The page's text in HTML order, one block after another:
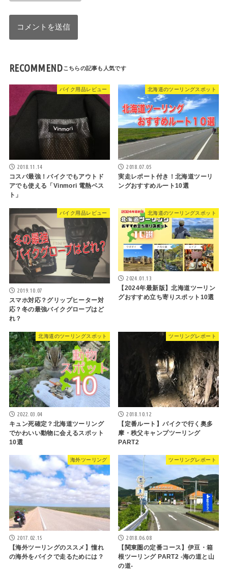
RECOMMEND
バイク用品レビュー
2018.11.14
コスパ最強！バイクでもアウトド
アでも使える「Vinmori 電熱ベス
ト」
北海道のツーリングスポット
2018.07.05
実走レポート付き！北海道ツーリ
ングおすすめルート10選
バイク用品レビュー
2019.10.07
スマホ対応？グリップヒーター対
応？冬の最強バイクグローブはど
れ？
北海道のツーリングスポット
2024.01.13
【2024年最新版】北海道ツーリン
グおすすめ立ち寄りスポット10選
北海道のツーリングスポット
2022.03.04
キュン死確定？北海道ツーリング
でかわいい動物に会えるスポット
10選
ツーリングレポート
2018.10.12
【定番ルート】バイクで行く奥多
摩・秩父キャンプツーリング
PART2
海外ツーリング
2017.02.15
【海外ツーリングのススメ】憧れ
の海外をバイクで走るためには？
ツーリングレポート
2018.06.08
【関東圏の定番コース】伊豆・箱
根ツーリング PART2 -海の道と山
の道-